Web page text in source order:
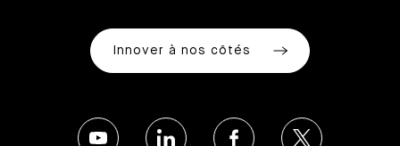
Innover à nos côtés